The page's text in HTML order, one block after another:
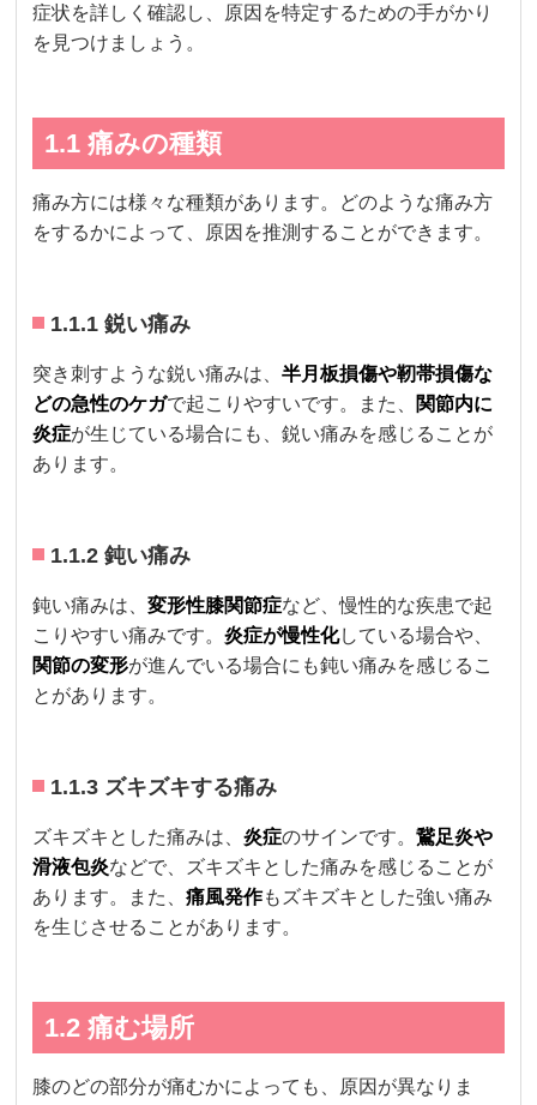
症状を詳しく確認し、原因を特定するための手がかり
を見つけましょう。
1.1 痛みの種類
痛み方には様々な種類があります。どのような痛み方
をするかによって、原因を推測することができます。
1.1.1 鋭い痛み
突き刺すような鋭い痛みは、半月板損傷や靭帯損傷な
どの急性のケガで起こりやすいです。また、
関節内に
炎症が生じている場合にも、鋭い痛みを感じることが
あります。
1.1.2 鈍い痛み
鈍い痛みは、変形性膝関節症など、慢性的な疾患で起
こりやすい痛みです。炎症が慢性化している場合や、
関節の変形が進んでいる場合にも鈍い痛みを感じるこ
とがあります。
1.1.3 ズキズキする痛み
ズキズキとした痛みは、炎症のサインです。鵞足炎や
滑液包炎などで、ズキズキとした痛みを感じることが
あります。また、痛風発作もズキズキとした強い痛み
を生じさせることがあります。
1.2 痛む場所
膝のどの部分が痛むかによっても、原因が異なりま